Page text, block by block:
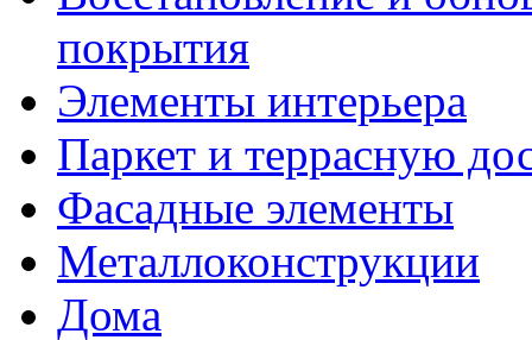
покрытия
Элементы интерьера
Паркет и террасную
Фасадные элементы
Металлоконструкции
Дома